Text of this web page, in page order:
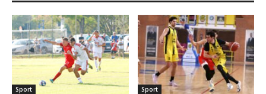
Sport Sport